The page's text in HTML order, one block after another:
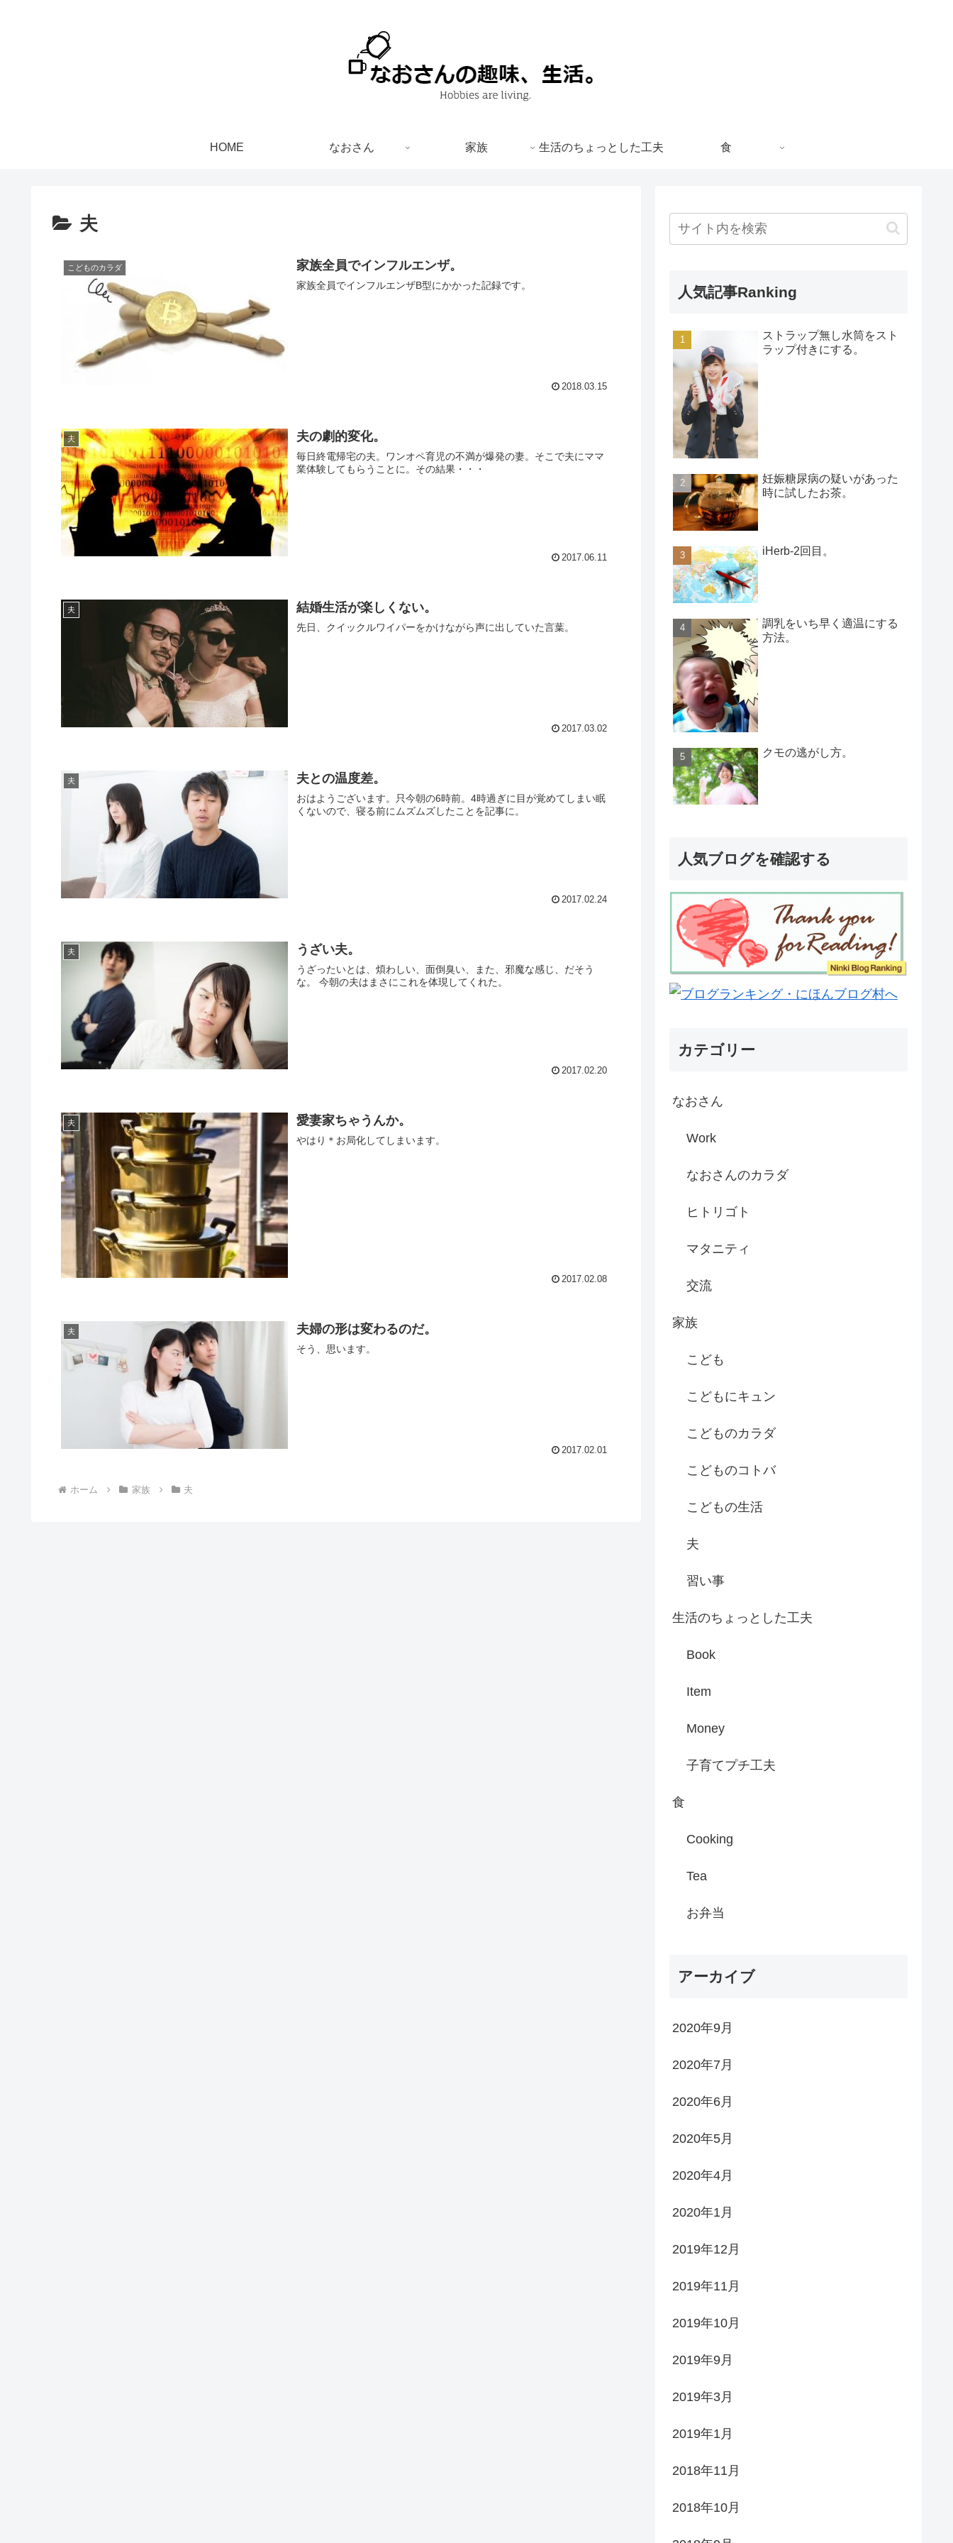
HOME なおさん 家族 生活のちょっとした工夫 食
夫
こどものカラダ 家族全員でインフルエンザ。
家族全員でインフルエンザB型にかかった記録です。
2018.03.15
夫 夫の劇的変化。
毎日終電帰宅の夫。ワンオペ育児の不満が爆発の妻。そこで夫にママ
業体験してもらうことに。その結果・・・
2017.06.11
夫 結婚生活が楽しくない。
先日、クイックルワイパーをかけながら声に出していた言葉。
2017.03.02
夫 夫との温度差。
おはようございます。只今朝の6時前。4時過ぎに目が覚めてしまい眠
くないので、寝る前にムズムズしたことを記事に。
2017.02.24
夫 うざい夫。
うざったいとは、煩わしい、面倒臭い、また、邪魔な感じ、だそう
な。 今朝の夫はまさにこれを体現してくれた。
2017.02.20
夫 愛妻家ちゃうんか。
やはり＊お局化してしまいます。
2017.02.08
夫 夫婦の形は変わるのだ。
そう、思います。
2017.02.01
ホーム 家族 夫
人気記事Ranking
ストラップ無し水筒をスト
ラップ付きにする。
妊娠糖尿病の疑いがあった
時に試したお茶。
iHerb-2回目。
調乳をいち早く適温にする
方法。
クモの逃がし方。
人気ブログを確認する
カテゴリー
なおさん
Work
なおさんのカラダ
ヒトリゴト
マタニティ
交流
家族
こども
こどもにキュン
こどものカラダ
こどものコトバ
こどもの生活
夫
習い事
生活のちょっとした工夫
Book
Item
Money
子育てプチ工夫
食
Cooking
Tea
お弁当
アーカイブ
2020年9月
2020年7月
2020年6月
2020年5月
2020年4月
2020年1月
2019年12月
2019年11月
2019年10月
2019年9月
2019年3月
2019年1月
2018年11月
2018年10月